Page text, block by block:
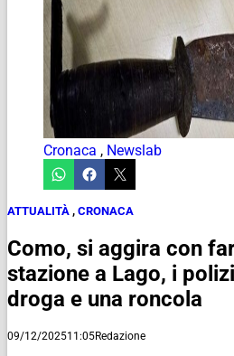
Cronaca , Newslab
ATTUALITÀ , CRONACA
Como, si aggira con
stazione a Lago, i
droga e una roncola
09/12/202511:05Redazione